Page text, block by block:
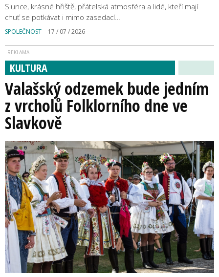
Slunce, krásné hřiště, přátelská atmosféra a lidé, kteří mají
chuť se potkávat i mimo zasedací…
SPOLEČNOST 17 / 07 / 2026
KULTURA
Valašský odzemek bude jedním
z vrcholů Folklorního dne ve
Slavkově